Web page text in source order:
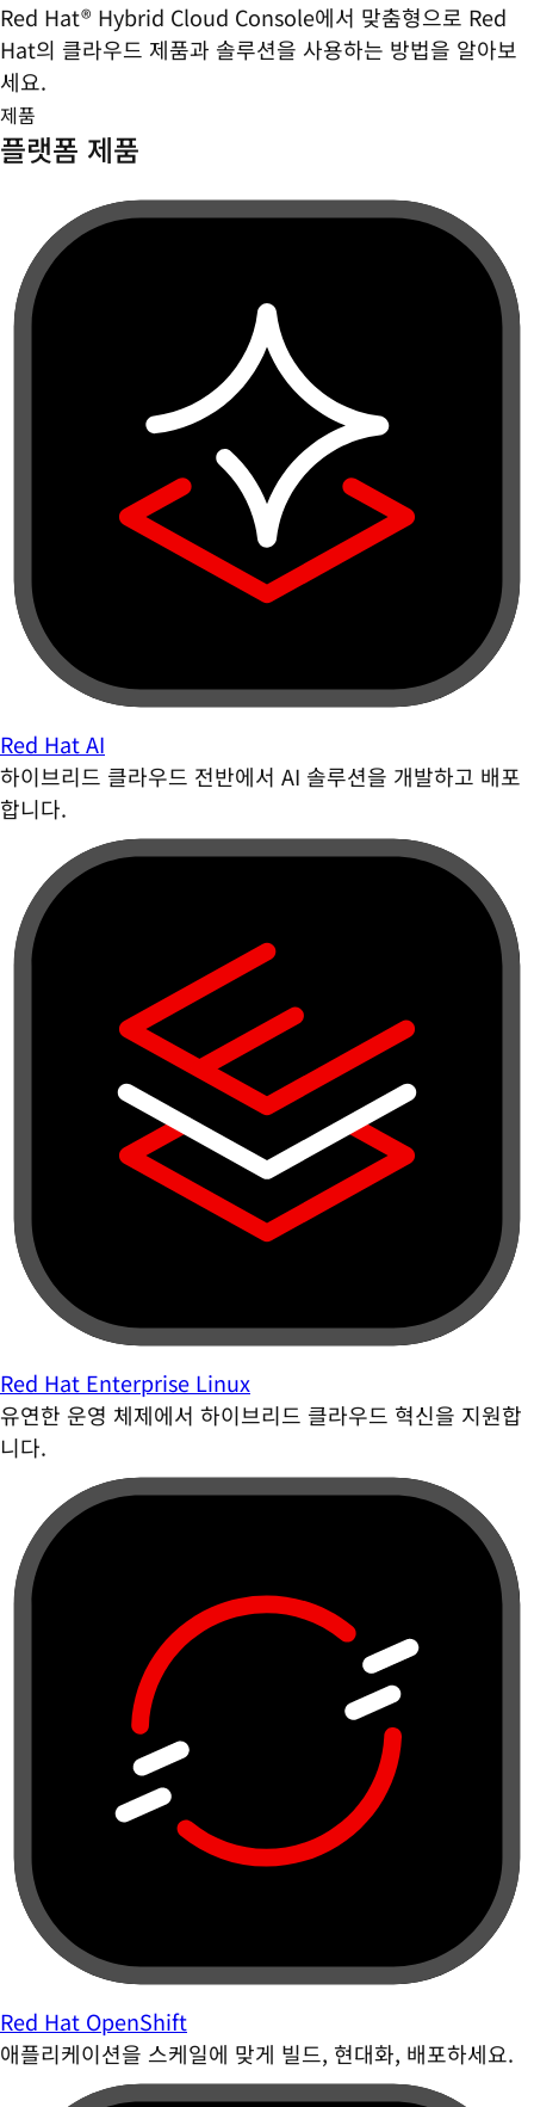
Red Hat® Hybrid Cloud Console에서 맞춤형으로 Red
Hat의 클라우드 제품과 솔루션을 사용하는 방법을 알아보
세요.
제품
플랫폼 제품
Red Hat AI
하이브리드 클라우드 전반에서 AI 솔루션을 개발하고 배포
합니다.
Red Hat Enterprise Linux
유연한 운영 체제에서 하이브리드 클라우드 혁신을 지원합
니다.
Red Hat OpenShift
애플리케이션을 스케일에 맞게 빌드, 현대화, 배포하세요.